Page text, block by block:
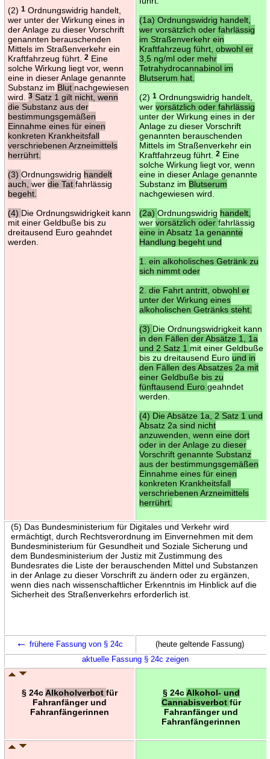
(2) 1Ordnungswidrig handelt,
wer unter der Wirkung eines in
der Anlage zu dieser Vorschrift
genannten berauschenden
Mittels im Straßenverkehr ein
Kraftfahrzeug führt.
2Eine
solche Wirkung liegt vor, wenn
eine in dieser Anlage genannte
Substanz im Blut nachgewiesen
wird.
3Satz 1 gilt nicht, wenn
die Substanz aus der
bestimmungsgemäßen
Einnahme eines für einen
konkreten Krankheitsfall
verschriebenen Arzneimittels
herrührt.
(3) Ordnungswidrig handelt
auch, wer die Tat fahrlässig
begeht.
(4) Die Ordnungswidrigkeit kann
mit einer Geldbuße bis zu
dreitausend Euro geahndet
werden.
(1a) Ordnungswidrig handelt,
wer vorsätzlich oder fahrlässig
im Straßenverkehr ein
Kraftfahrzeug führt, obwohl er
3,5 ng/ml oder mehr
Tetrahydrocannabinol im
Blutserum hat.
(2) 1Ordnungswidrig handelt,
wer vorsätzlich oder fahrlässig
unter der Wirkung eines in der
Anlage zu dieser Vorschrift
genannten berauschenden
Mittels im Straßenverkehr ein
Kraftfahrzeug führt.
2Eine
solche Wirkung liegt vor, wenn
eine in dieser Anlage genannte
Substanz im Blutserum
nachgewiesen wird.
(2a) Ordnungswidrig handelt,
wer vorsätzlich oder fahrlässig
eine in Absatz 1a genannte
Handlung begeht und
1. ein alkoholisches Getränk zu
sich nimmt oder
2. die Fahrt antritt, obwohl er
unter der Wirkung eines
alkoholischen Getränks steht.
(3) Die Ordnungswidrigkeit kann
in den Fällen der Absätze 1, 1a
und 2 Satz 1 mit einer Geldbuße
bis zu dreitausend Euro und in
den Fällen des Absatzes 2a mit
einer Geldbuße bis zu
fünftausend Euro geahndet
werden.
(4) Die Absätze 1a, 2 Satz 1 und
Absatz 2a sind nicht
anzuwenden, wenn eine dort
oder in der Anlage zu dieser
Vorschrift genannte Substanz
aus der bestimmungsgemäßen
Einnahme eines für einen
konkreten Krankheitsfall
verschriebenen Arzneimittels
herrührt.
(5) Das Bundesministerium für Digitales und Verkehr wird
ermächtigt, durch Rechtsverordnung im Einvernehmen mit dem
Bundesministerium für Gesundheit und Soziale Sicherung und
dem Bundesministerium der Justiz mit Zustimmung des
Bundesrates die Liste der berauschenden Mittel und Substanzen
in der Anlage zu dieser Vorschrift zu ändern oder zu ergänzen,
wenn dies nach wissenschaftlicher Erkenntnis im Hinblick auf die
Sicherheit des Straßenverkehrs erforderlich ist.
← frühere Fassung von § 24c
(heute geltende Fassung)
aktuelle Fassung § 24c zeigen
§ 24cAlkoholverbot für
Fahranfänger und
Fahranfängerinnen
§ 24cAlkohol- und
Cannabisverbot für
Fahranfänger und
Fahranfängerinnen